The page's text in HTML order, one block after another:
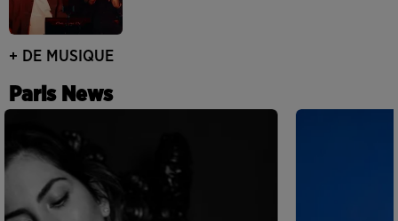
+ DE MUSIQUE
Paris News